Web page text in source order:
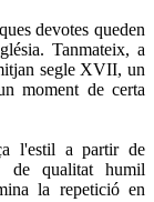
devotes queden
Tanmateix, a
segle XVII, un
moment de certa
l'estil a partir de
de qualitat humil
la repetició en